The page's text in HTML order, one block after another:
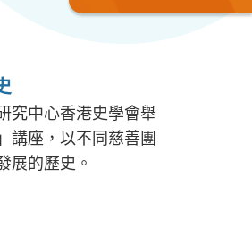
究中心香港史學會舉
講座，以不同慈善團
展的歷史。